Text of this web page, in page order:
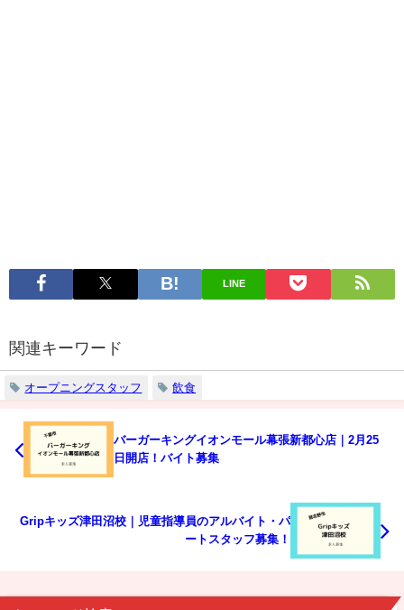
LINE
関連キーワード
オープニングスタッフ 飲食
バーガーキングイオンモール幕張新都心店｜2月25
日開店！バイト募集
Gripキッズ津田沼校｜児童指導員のアルバイト・パ
ートスタッフ募集！